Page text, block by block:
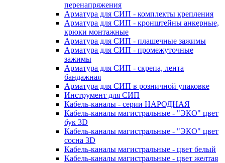
перенапряжения
Арматура для СИП - комплекты крепления
Арматура для СИП - кронштейны анкерные,
крюки монтажные
Арматура для СИП - плашечные зажимы
Арматура для СИП - промежуточные
зажимы
Арматура для СИП - скрепа, лента
бандажная
Арматура для СИП в розничной упаковке
Инструмент для СИП
Кабель-каналы - серии НАРОДНАЯ
Кабель-каналы магистральные - "ЭКО" цвет
бук 3D
Кабель-каналы магистральные - "ЭКО" цвет
сосна 3D
Кабель-каналы магистральные - цвет белый
Кабель-каналы магистральные - цвет желтая